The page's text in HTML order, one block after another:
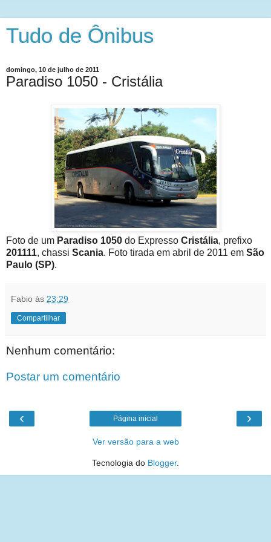
Tudo de Ônibus
domingo, 10 de julho de 2011
Paradiso 1050 - Cristália
Foto de um Paradiso 1050 do Expresso Cristália, prefixo
201111, chassi Scania. Foto tirada em abril de 2011 em São
Paulo (SP).
Fabio às 23:29
Compartilhar
Nenhum comentário:
Postar um comentário
‹ ›
Página inicial
Ver versão para a web
Tecnologia do Blogger.